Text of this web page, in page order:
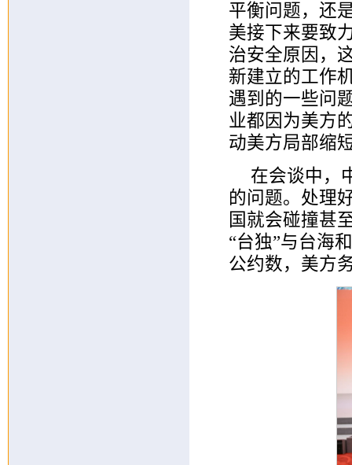
平衡问题，还
美接下来要致
治安全原因，
新建立的工作
遇到的一些问
业都因为美方
动美方局部缩
在会谈中，
的问题。处理
国就会碰撞甚
“台独”与台海
公约数，美方